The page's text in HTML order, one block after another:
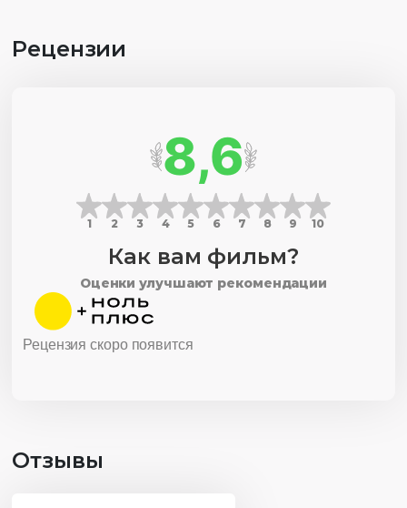
Рецензии
8,6
1 2 3 4 5 6 7 8 9 10
Как вам фильм?
Оценки улучшают рекомендации
Рецензия скоро появится
Отзывы